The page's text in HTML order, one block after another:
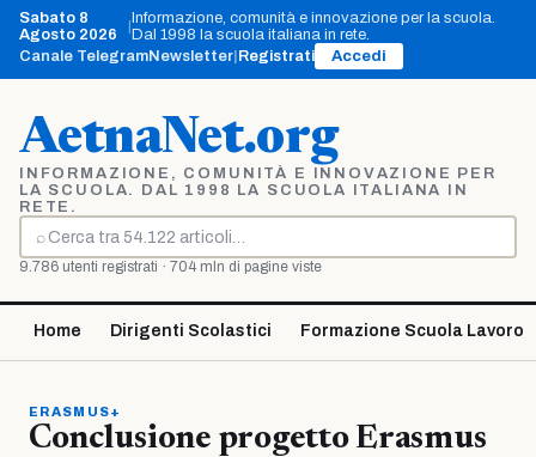
Vai
contenuto
Sabato 8
Agosto 2026
Informazione, comunità e innovazione per la scuola.
Dal 1998 la scuola italiana in rete.
Canale TelegramNewsletter Registrati Accedi
AetnaNet.org
INFORMAZIONE, COMUNITÀ E INNOVAZIONE PER
LA SCUOLA. DAL 1998 LA SCUOLA ITALIANA IN
RETE.
⌕
Cerca
9.786 utenti registrati · 704 mln di pagine viste
Home Dirigenti Scolastici Formazione Scuola Lavoro
ERASMUS+
Conclusione progetto Erasmus